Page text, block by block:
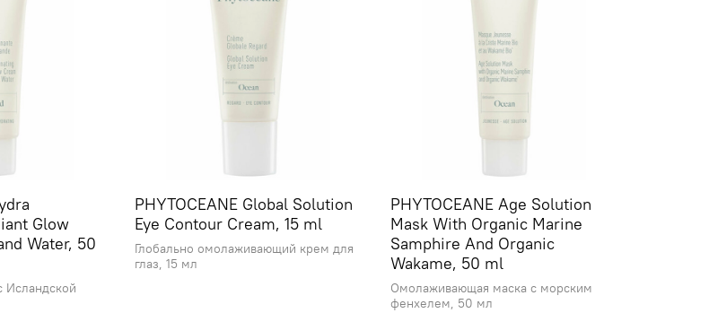
Glow
Water, 50
Исландской
PHYTOCEANE Global Solution
Eye Contour Cream, 15 ml
Глобально омолаживающий крем для
глаз, 15 мл
PHYTOCEANE Age Solution
Mask With Organic Marine
Samphire And Organic
Wakame, 50 ml
Омолаживающая маска с морским
фенхелем, 50 мл